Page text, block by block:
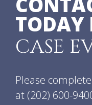
TODAY
CASE
Please
at (202) 600-